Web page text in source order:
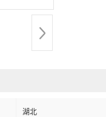
湖北